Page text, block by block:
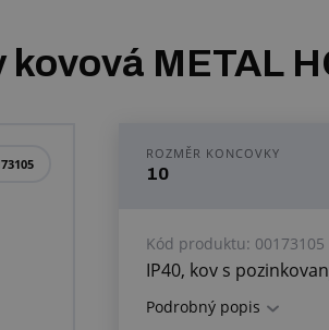
METAL
ROZMĚR KONCOVKY
10
Kód produktu: 00173105
IP40, kov s
Podrobný popis